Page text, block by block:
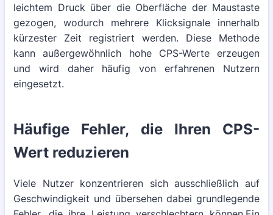
leichtem Druck über die Oberfläche der Maustaste
gezogen, wodurch mehrere Klicksignale innerhalb
kürzester Zeit registriert werden. Diese Methode
kann außergewöhnlich hohe CPS-Werte erzeugen
und wird daher häufig von erfahrenen Nutzern
eingesetzt.
Häufige Fehler, die Ihren CPS-
Wert reduzieren
Viele Nutzer konzentrieren sich ausschließlich auf
Geschwindigkeit und übersehen dabei grundlegende